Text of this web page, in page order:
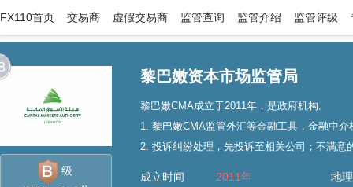
FX110首页 交易商 虚假交易商 监管查询 监管介绍 监管评级
级
黎巴嫩资本市场监管局
黎巴嫩CMA成立于2011年，是政府机构。
1. 黎巴嫩CMA监管外汇等金融工具，金融中
2. 投诉纠纷处理，先投诉至相关公司；不满意
成立时间
2011年
地